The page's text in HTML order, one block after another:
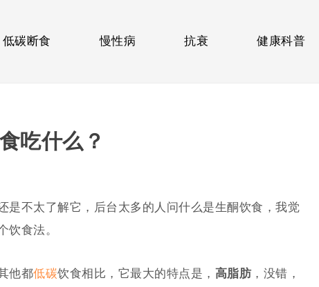
低碳断食 慢性病 抗衰 健康科普
吃什么？
是不太了解它，后台太多的人问什么是生酮饮食，我觉
饮食法。
他都低碳饮食相比，它最大的特点是， 高脂肪，没错，